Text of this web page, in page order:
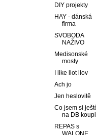
DIY projekty
HAY - dánská
firma
SVOBODA
NAŽIVO
Medisonské
mosty
I like llot llov
Ach jo
Jen heslovitě
Co jsem si
na DB
REPAS s
WALONE